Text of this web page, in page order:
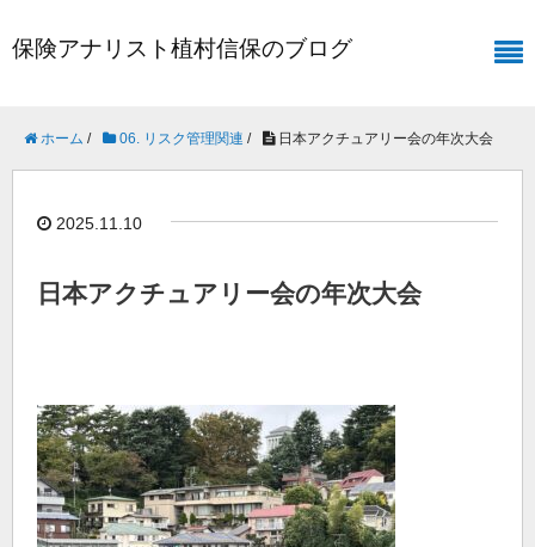
保険アナリスト植村信保のブログ
ホーム / 06. リスク管理関連 / 日本アクチュアリー会の年次大会
2025.11.10
日本アクチュアリー会の年次大会